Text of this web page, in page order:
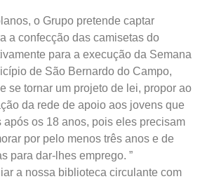
o Grupo pretende captar
a confecção das camisetas do
para a execução da Semana
de São Bernardo do Campo,
se tornar um projeto de lei, propor ao
da rede de apoio aos jovens que
após os 18 anos, pois eles precisam
por pelo menos três anos e de
para dar-lhes emprego. ”
a nossa biblioteca circulante com